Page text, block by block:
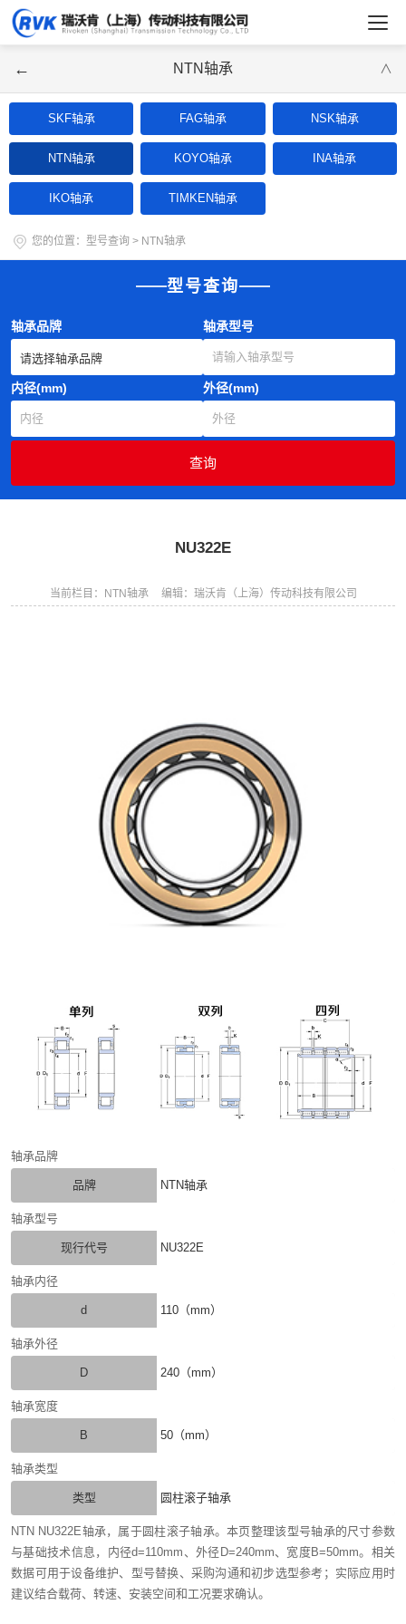
← NTN轴承 ∨
SKF轴承 FAG轴承 NSK轴承
NTN轴承 KOYO轴承 INA轴承
IKO轴承 TIMKEN轴承
您的位置： 型号查询 > NTN轴承
型号查询
轴承品牌 轴承型号
内径(mm) 外径(mm)
NU322E
当前栏目：NTN轴承 编辑：瑞沃肯（上海）传动科技有限公司
轴承品牌
品牌 NTN轴承
轴承型号
现行代号 NU322E
轴承内径
d 110（mm）
轴承外径
D 240（mm）
轴承宽度
B 50（mm）
轴承类型
类型 圆柱滚子轴承
NTN NU322E轴承，属于圆柱滚子轴承。本页整理该型号轴承的尺寸参数
与基础技术信息，内径d=110mm、外径D=240mm、宽度B=50mm。相关
数据可用于设备维护、型号替换、采购沟通和初步选型参考；实际应用时
建议结合载荷、转速、安装空间和工况要求确认。